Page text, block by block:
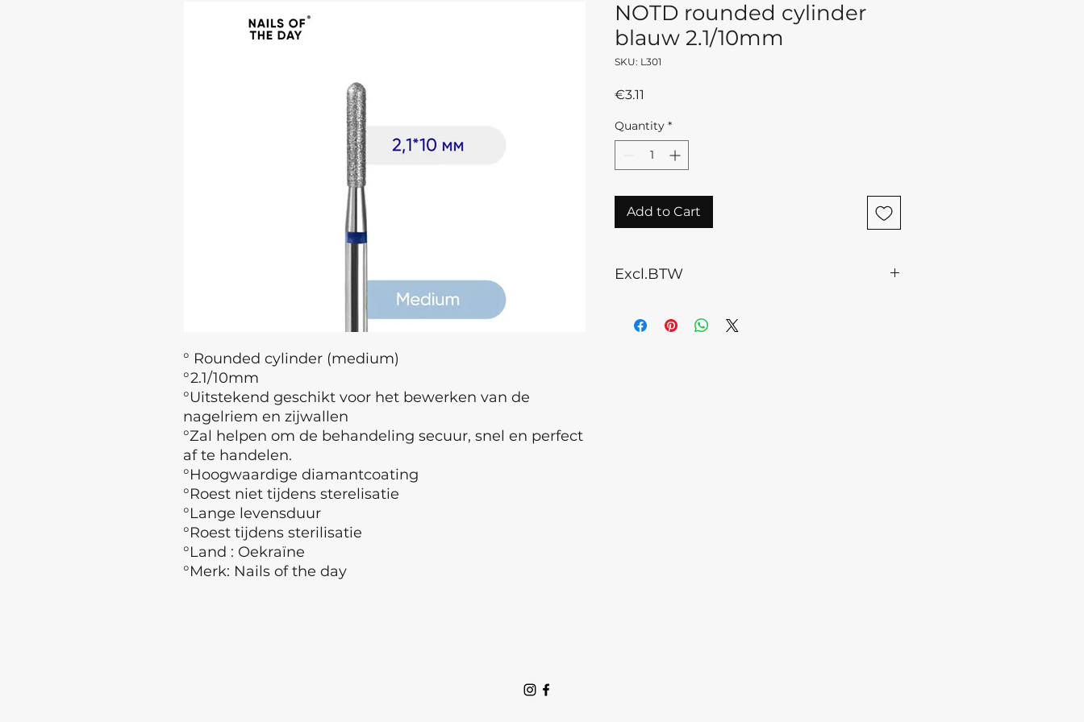
° Rounded cylinder (medium)
°2.1/10mm
°Uitstekend geschikt voor het bewerken van de
nagelriem en zijwallen
°Zal helpen om de behandeling secuur, snel en perfect
af te handelen.
°Hoogwaardige diamantcoating
°Roest niet tijdens sterelisatie
°Lange levensduur
°Roest tijdens sterilisatie
°Land : Oekraïne
°Merk: Nails of the day
NOTD rounded cylinder
blauw 2.1/10mm
SKU: L301
€3.11
Quantity *
Add to Cart
Excl.BTW